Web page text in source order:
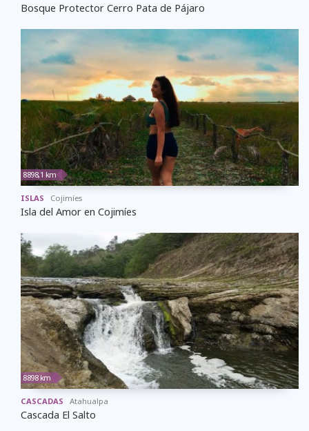
Bosque Protector Cerro Pata de Pájaro
8898,1 km
ISLAS Cojimíes
Isla del Amor en Cojimíes
8898 km
CASCADAS Atahualpa
Cascada El Salto